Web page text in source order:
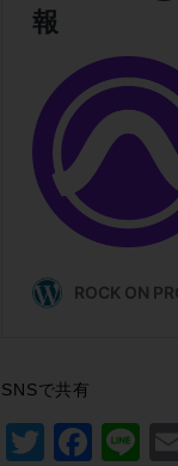
SNSで共有
Twitter